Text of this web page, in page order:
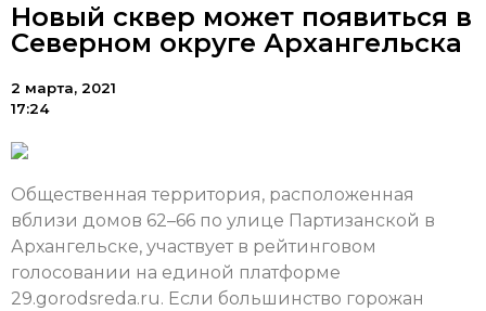
Новый сквер может появиться в
Северном округе Архангельска
2 марта, 2021
17:24
Общественная территория, расположенная
вблизи домов 62–66 по улице Партизанской в
Архангельске, участвует в рейтинговом
голосовании на единой платформе
29.gorodsreda.ru. Если большинство горожан